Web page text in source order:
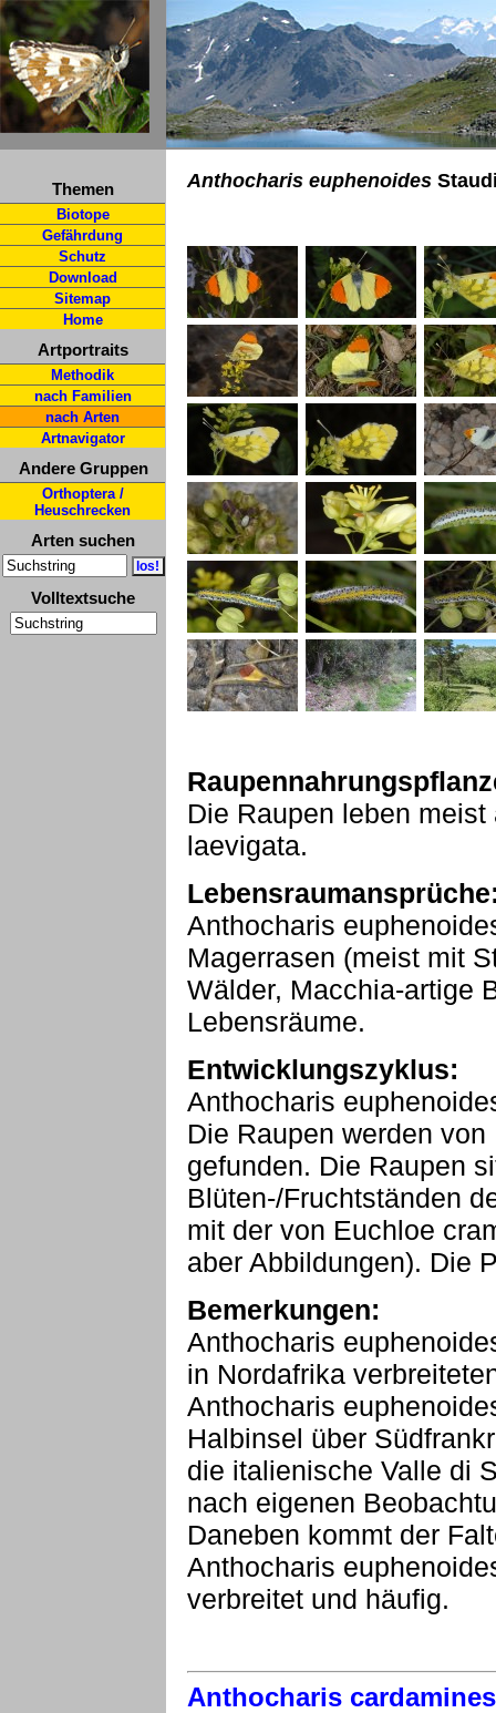
Themen
Biotope
Gefährdung
Schutz
Download
Sitemap
Home
Artportraits
Methodik
nach Familien
nach Arten
Artnavigator
Andere Gruppen
Orthoptera /
Heuschrecken
Arten suchen
Volltextsuche
Anthocharis euphenoides
Die Raupen leben
laevigata.
Anthocharis
Magerrasen (meist mit
Wälder, Macchia-artige
Lebensräume.
Entwicklungszyklus:
Anthocharis
Die Raupen werden
gefunden. Die Raupen
Blüten-/Fruchtständen
mit der von Euchloe
aber Abbildungen). Die
Bemerkungen:
Anthocharis
in Nordafrika
Anthocharis
Halbinsel über
die italienische Valle di
nach eigenen
Daneben kommt der
Anthocharis
verbreitet und häufig.
Anthocharis cardamines